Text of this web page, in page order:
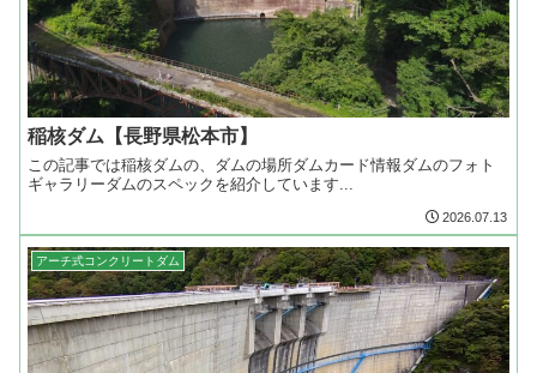
稲核ダム【長野県松本市】
この記事では稲核ダムの、ダムの場所ダムカード情報ダムのフォト
ギャラリーダムのスペックを紹介しています...
2026.07.13
アーチ式コンクリートダム